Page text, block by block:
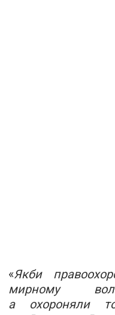
«Якби
мирному
а охороняли